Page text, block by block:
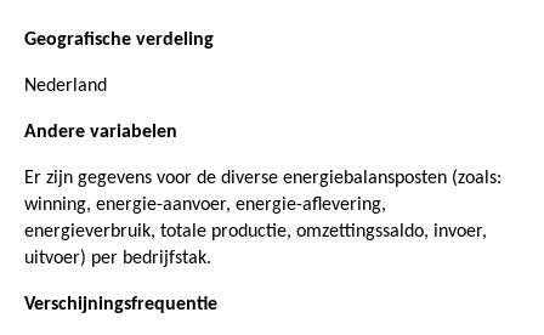
Geografische verdeling
Nederland
Andere variabelen
Er zijn gegevens voor de diverse energiebalansposten (zoals:
winning, energie-aanvoer, energie-aflevering,
energieverbruik, totale productie, omzettingssaldo, invoer,
uitvoer) per bedrijfstak.
Verschijningsfrequentie